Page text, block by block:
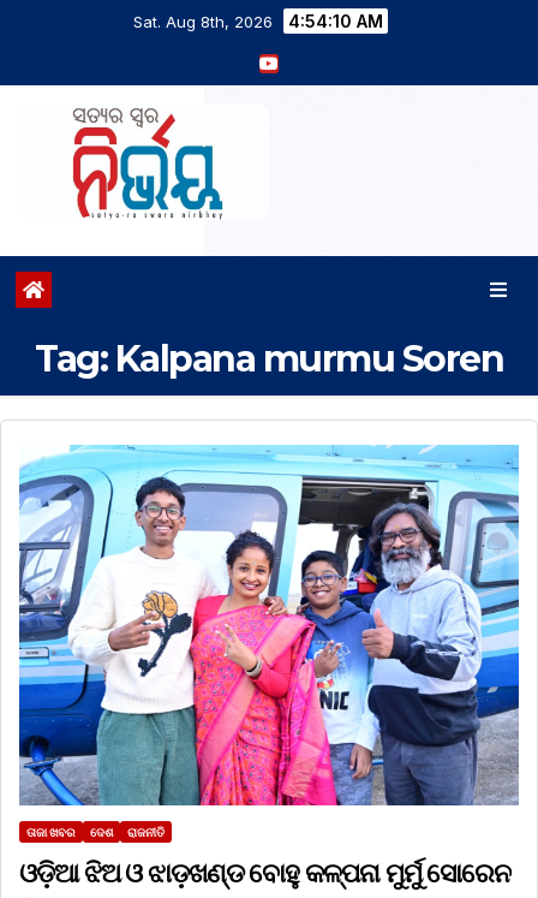
Sat. Aug 8th, 2026 4:54:11 AM
Tag: Kalpana murmu Soren
ତାଜା ଖବର ଦେଶ ରାଜନୀତି
ଓଡ଼ିଆ ଝିଅ ଓ ଝାଡ଼ଖଣ୍ଡ ବୋହୁ କଳ୍ପନା ମୁର୍ମୁ ସୋରେନ